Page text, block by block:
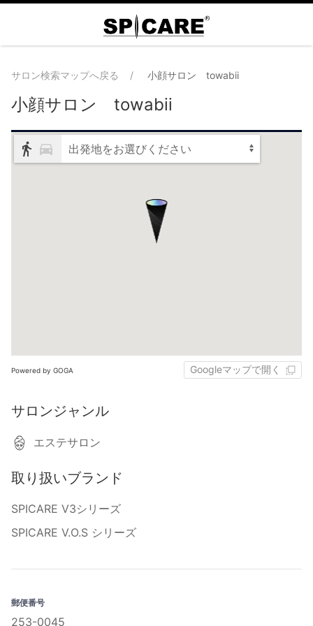
サロン検索マップへ戻る 小顔サロン towabii
小顔サロン towabii
出発地をお選びください
Powered by GOGA Googleマップで開く
サロンジャンル
エステサロン
取り扱いブランド
SPICARE V3シリーズ
SPICARE V.O.S シリーズ
郵便番号
253-0045